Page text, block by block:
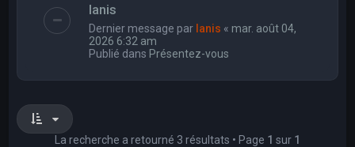
Ianis
Dernier message par Ianis « mar. août 04,
2026 6:32 am
Publié dans Présentez-vous
La recherche a retourné 3 résultats • Page 1 sur 1